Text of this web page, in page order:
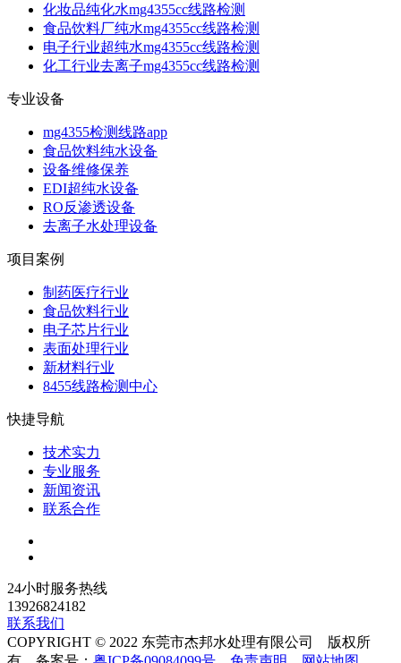
化妆品纯化水mg4355cc线路检测
食品饮料厂纯水mg4355cc线路检测
电子行业超纯水mg4355cc线路检测
化工行业去离子mg4355cc线路检测
专业设备
mg4355检测线路app
食品饮料纯水设备
设备维修保养
EDI超纯水设备
RO反渗透设备
去离子水处理设备
项目案例
制药医疗行业
食品饮料行业
电子芯片行业
表面处理行业
新材料行业
8455线路检测中心
快捷导航
技术实力
专业服务
新闻资讯
联系合作
24小时服务热线
13926824182
联系我们
COPYRIGHT © 2022 东莞市杰邦水处理有限公司 版权所